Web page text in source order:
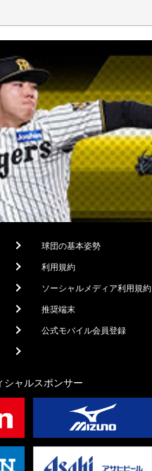
球団の基本姿勢
利用規約
ソーシャルメディア利用規約
推奨端末
公式モバイル会員登録
シャルスポンサー